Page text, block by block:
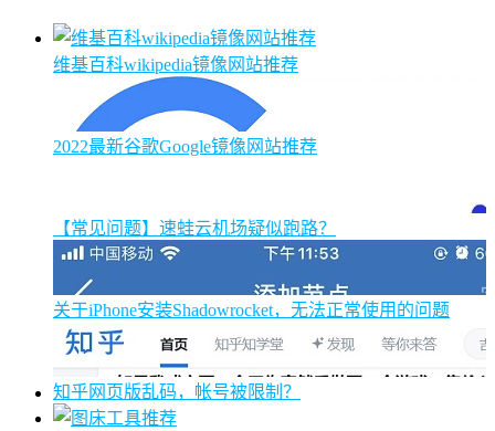
维基百科wikipedia镜像网站推荐
2022最新谷歌Google镜像网站推荐
【常见问题】速蛙云机场疑似跑路？
关于iPhone安装Shadowrocket，无法正常使用的问题
知乎网页版乱码，帐号被限制？